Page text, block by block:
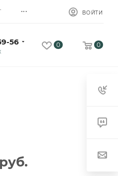
... ВОЙТИ
56 0 0
руб.